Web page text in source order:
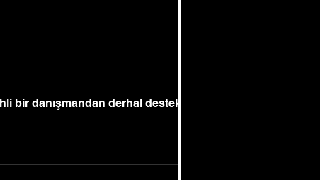
bir danışmandan derhal destek